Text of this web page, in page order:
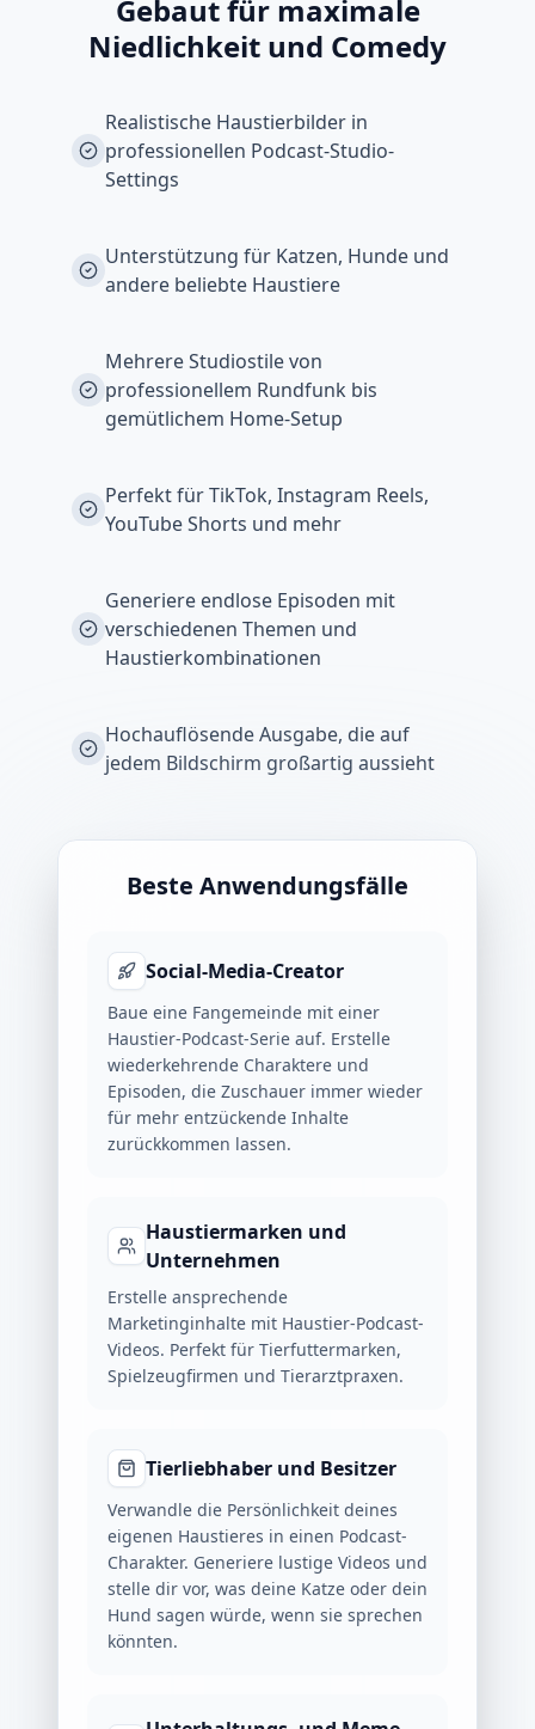
Gebaut für maximale
Niedlichkeit und Comedy
Realistische Haustierbilder in
professionellen Podcast-Studio-
Settings
Unterstützung für Katzen, Hunde und
andere beliebte Haustiere
Mehrere Studiostile von
professionellem Rundfunk bis
gemütlichem Home-Setup
Perfekt für TikTok, Instagram Reels,
YouTube Shorts und mehr
Generiere endlose Episoden mit
verschiedenen Themen und
Haustierkombinationen
Hochauflösende Ausgabe, die auf
jedem Bildschirm großartig aussieht
Beste Anwendungsfälle
Social-Media-Creator
Baue eine Fangemeinde mit einer
Haustier-Podcast-Serie auf. Erstelle
wiederkehrende Charaktere und
Episoden, die Zuschauer immer wieder
für mehr entzückende Inhalte
zurückkommen lassen.
Haustiermarken und
Unternehmen
Erstelle ansprechende
Marketinginhalte mit Haustier-Podcast-
Videos. Perfekt für Tierfuttermarken,
Spielzeugfirmen und Tierarztpraxen.
Tierliebhaber und Besitzer
Verwandle die Persönlichkeit deines
eigenen Haustieres in einen Podcast-
Charakter. Generiere lustige Videos und
stelle dir vor, was deine Katze oder dein
Hund sagen würde, wenn sie sprechen
könnten.